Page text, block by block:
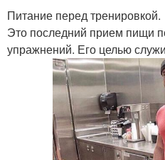
Питание перед тренировкой.
Это последний прием пищи
упражнений. Его целью